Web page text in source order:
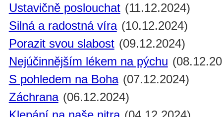
Ustavičně poslouchat (11.12.2024)
Silná a radostná víra (10.12.2024)
Porazit svou slabost (09.12.2024)
Nejúčinnějším lékem na pýchu
S pohledem na Boha (07.12.2024)
Záchrana (06.12.2024)